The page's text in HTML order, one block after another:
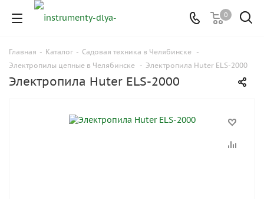
0
Главная - Каталог - Садовая техника в Челябинске -
Электропилы цепные в Челябинске - Электропила Huter ELS-2000
Электропила Huter ELS-2000